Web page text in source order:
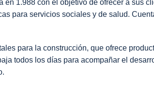
en 1.988 con el objetivo de ofrecer a sus
para servicios sociales y de salud.
para la construcción, que ofrece
todos los días para acompañar el